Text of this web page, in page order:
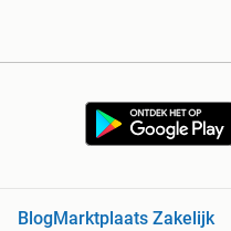
BlogMarktplaats Zakelijk